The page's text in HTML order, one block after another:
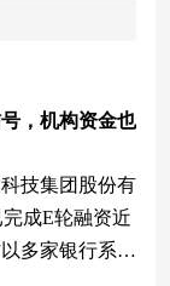
，机构资金也
技集团股份有
成E轮融资近
多家银行系A